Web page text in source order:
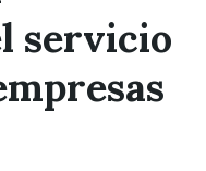
servicio